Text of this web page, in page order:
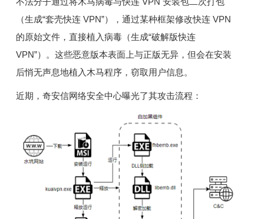
（生成“套壳快连 VPN”），通过某种框架修改快连 VPN
的原始文件，直接植入病毒（生成“破解版快连
VPN”）。这些恶意版本表面上与正版无异，但会在安装
后悄无声息地植入木马程序，窃取用户信息。
近期，奇安信网络安全中心曝光了其攻击流程：